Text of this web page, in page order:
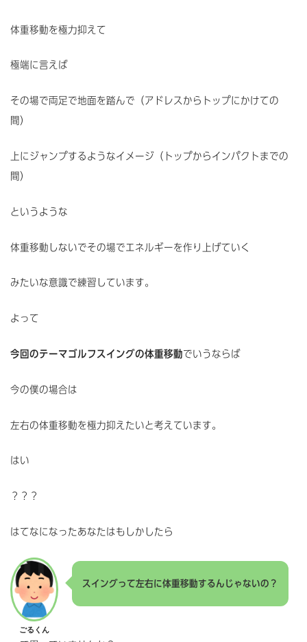
体重移動を極力抑えて
極端に言えば
その場で両足で地面を踏んで（アドレスからトップにかけての
間）
上にジャンプするようなイメージ（トップからインパクトまでの
間）
というような
体重移動しないでその場でエネルギーを作り上げていく
みたいな意識で練習しています。
よって
今回のテーマゴルフスイングの体重移動でいうならば
今の僕の場合は
左右の体重移動を極力抑えたいと考えています。
はい
？？？
はてなになったあなたはもしかしたら
ごるくん
スイングって左右に体重移動するんじゃないの？